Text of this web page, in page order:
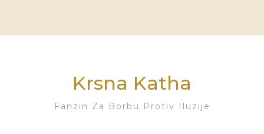
Krsna Katha
Fanzin Za Borbu Protiv Iluzije